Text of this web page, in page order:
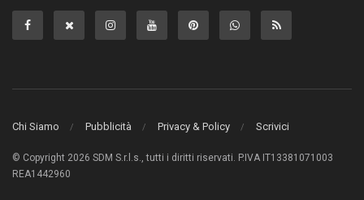
Chi Siamo Pubblicità Privacy & Policy Scrivici
© Copyright 2026 SDM S.r.l.s., tutti i diritti riservati. P.IVA IT13381071003
REA1442960